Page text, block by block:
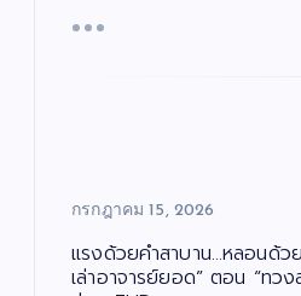
กรกฎาคม 15, 2026
แรงด้วยคำสาบาน…หลอนด้ว
เล่าอาจารย์ยอด” ตอน “ทวง